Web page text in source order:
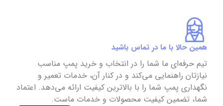
همین حالا با ما در تماس باشید
تیم حرفه‌ای ما شما را در انتخاب و خرید پمپ مناسب
نیازتان راهنمایی می‌کند و در کنار آن، خدمات تعمیر و
نگهداری پمپ شما را با بالاترین کیفیت ارائه می‌دهد. اعتماد
شما، تضمین کیفیت محصولات و خدمات ماست.